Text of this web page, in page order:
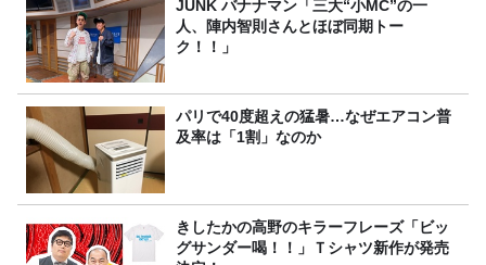
JUNK バナナマン「三大“小MC”の一
人、陣内智則さんとほぼ同期トー
ク！！」
パリで40度超えの猛暑…なぜエアコン普
及率は「1割」なのか
きしたかの高野のキラーフレーズ「ビッ
グサンダー喝！！」Ｔシャツ新作が発売